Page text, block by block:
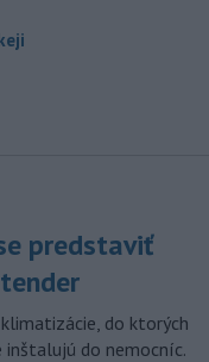
predstaviť
do ktorých
do nemocníc.